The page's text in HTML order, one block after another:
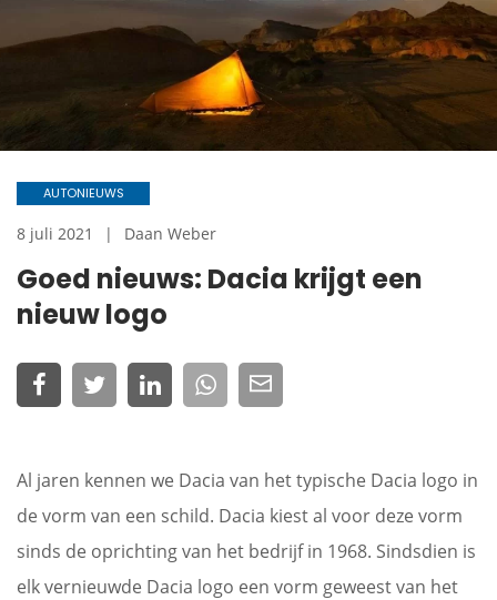
Goed nieuws: Dacia krijgt een
nieuw logo
AUTONIEUWS
8 juli 2021 Daan Weber
Al jaren kennen we Dacia van het typische Dacia logo in
de vorm van een schild. Dacia kiest al voor deze vorm
sinds de oprichting van het bedrijf in 1968. Sindsdien is
elk vernieuwde Dacia logo een vorm geweest van het